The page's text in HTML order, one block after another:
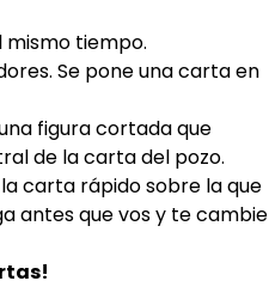
mismo tiempo.
Se pone una carta en
figura cortada que
de la carta del pozo.
carta rápido sobre la que
antes que vos y te cambie